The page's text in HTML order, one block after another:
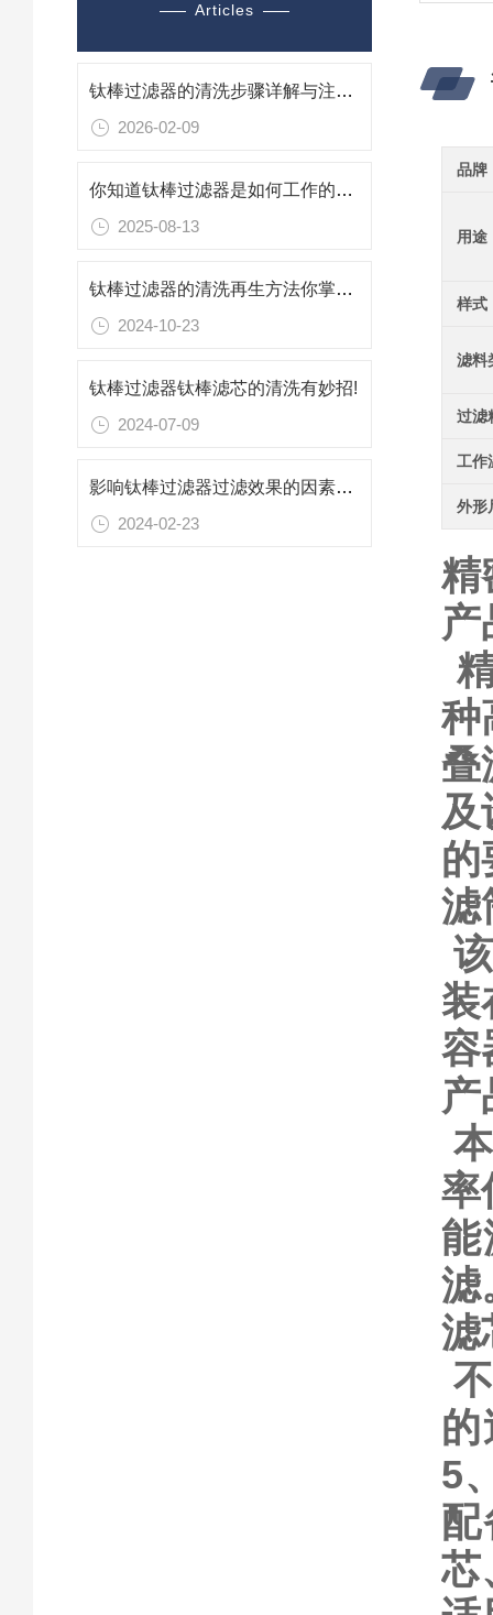
Articles
钛棒过滤器的清洗步骤详解与注意事项
2026-02-09
你知道钛棒过滤器是如何工作的吗？
2025-08-13
钛棒过滤器的清洗再生方法你掌握了吗？
2024-10-23
钛棒过滤器钛棒滤芯的清洗有妙招!
2024-07-09
影响钛棒过滤器过滤效果的因素有哪些
2024-02-23
品牌
用途
样式
滤料
过滤
工作
外形
精
产
种
叠
及
的
滤
装
容
产
率
能
滤
滤
5
配
芯